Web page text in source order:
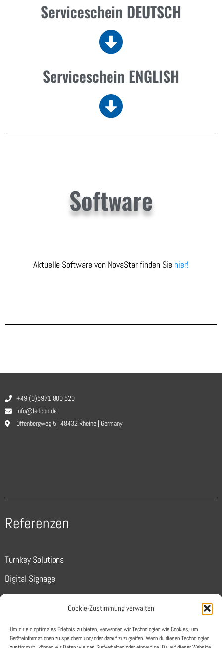
Cookie-Zustimmung verwalten
Um dir ein optimales Erlebnis zu bieten, verwenden wir Technologien wie Cookies, um
Geräteinformationen zu speichern und/oder darauf zuzugreifen. Wenn du diesen Technologien
Serviceschein DEUTSCH
Serviceschein ENGLISH
Software
Aktuelle Software von NovaStar finden Sie hier!
+49 (0)5971 800 520
info@ledcon.de
Offenbergweg 5 | 48432 Rheine | Germany
Referenzen
Turnkey Solutions
Digital Signage
Sports
Unternehmen